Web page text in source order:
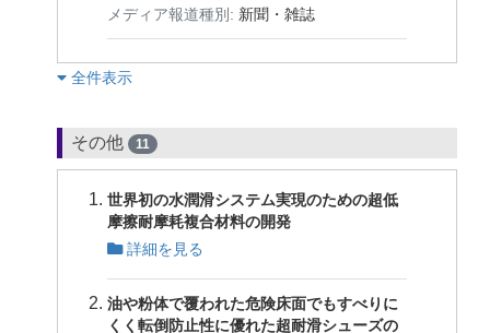
メディア報道種別: 新聞・雑誌
︎全件表示
その他 11
世界初の水潤滑システム実現のための超低
摩擦耐摩耗複合材料の開発
詳細を見る
油や粉体で覆われた危険床面でもすべりに
くく転倒防止性に優れた超耐滑シューズの